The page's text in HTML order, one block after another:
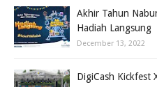
Akhir Tahun
Hadiah Langsung
December 13, 2022
DigiCash Kickfest